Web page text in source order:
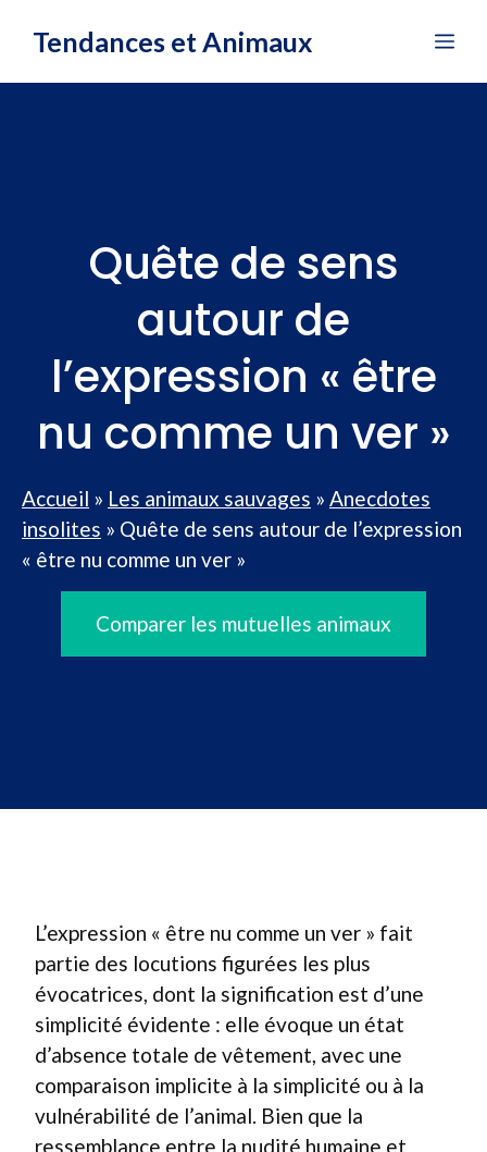
Tendances et Animaux
Quête de sens
autour de
l’expression « être
nu comme un ver »
Accueil » Les animaux sauvages » Anecdotes
insolites » Quête de sens autour de l’expression
« être nu comme un ver »
Comparer les mutuelles animaux
L’expression « être nu comme un ver » fait
partie des locutions figurées les plus
évocatrices, dont la signification est d’une
simplicité évidente : elle évoque un état
d’absence totale de vêtement, avec une
comparaison implicite à la simplicité ou à la
vulnérabilité de l’animal. Bien que la
ressemblance entre la nudité humaine et